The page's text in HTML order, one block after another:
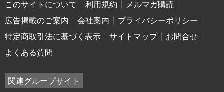
このサイトについて 利用規約
メルマガ購読
広告掲載のご案内
会社案内
プライバシーポリシー
特定商取引法に基づく表示
サイトマップ
お問合せ
よくある質問
関連グループサイト